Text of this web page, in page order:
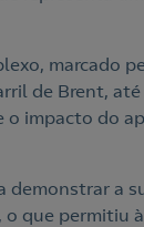
marcado
de Brent,
impacto do
a
que permitiu